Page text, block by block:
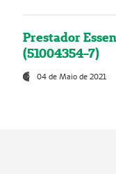
Prestador
(51004354-7)
04 de Maio de 2021